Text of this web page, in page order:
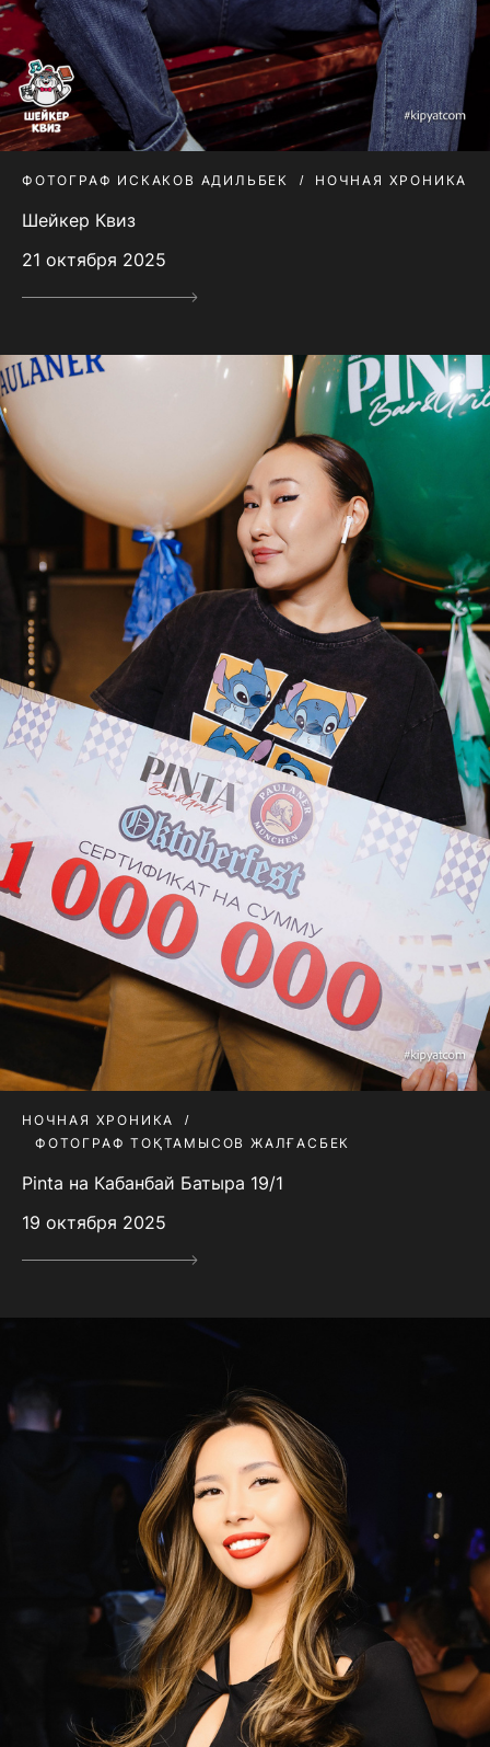
ФОТОГРАФ ИСКАКОВ АДИЛЬБЕК НОЧНАЯ ХРОНИКА
Шейкер Квиз
21 октября 2025
НОЧНАЯ ХРОНИКА
ФОТОГРАФ ТОҚТАМЫСОВ ЖАЛҒАСБЕК
Pinta на Кабанбай Батыра 19/1
19 октября 2025